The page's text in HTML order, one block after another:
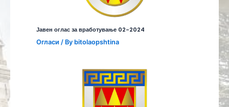
Јавен оглас за вработување 02-2024
Огласи / By bitolaopshtina